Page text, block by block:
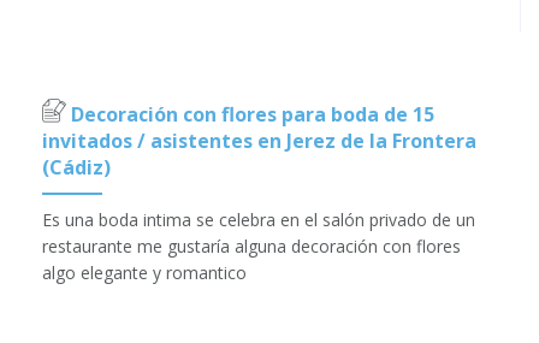
Decoración con flores para boda de 15
invitados / asistentes en Jerez de la Frontera
(Cádiz)
Es una boda intima se celebra en el salón privado de un
restaurante me gustaría alguna decoración con flores
algo elegante y romantico